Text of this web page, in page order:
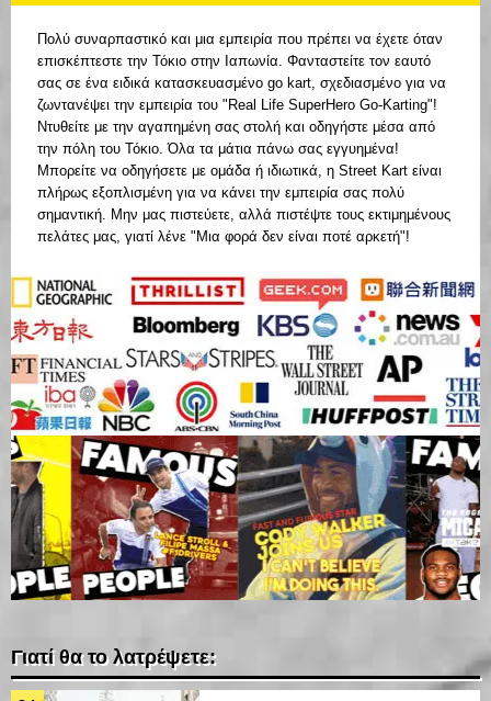
Πολύ συναρπαστικό και μια εμπειρία που πρέπει να έχετε όταν
επισκέπτεστε την Τόκιο στην Ιαπωνία. Φανταστείτε τον εαυτό
σας σε ένα ειδικά κατασκευασμένο go kart, σχεδιασμένο για να
ζωντανέψει την εμπειρία του "Real Life SuperHero Go-Karting"!
Ντυθείτε με την αγαπημένη σας στολή και οδηγήστε μέσα από
την πόλη του Τόκιο. Όλα τα μάτια πάνω σας εγγυημένα!
Μπορείτε να οδηγήσετε με ομάδα ή ιδιωτικά, η Street Kart είναι
πλήρως εξοπλισμένη για να κάνει την εμπειρία σας πολύ
σημαντική. Μην μας πιστεύετε, αλλά πιστέψτε τους εκτιμημένους
πελάτες μας, γιατί λένε "Μια φορά δεν είναι ποτέ αρκετή"!
Γιατί θα το λατρέψετε: